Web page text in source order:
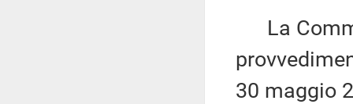
La
30 maggio